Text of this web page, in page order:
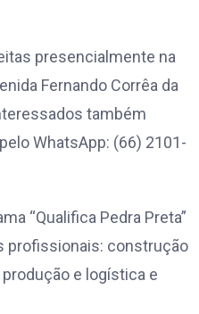
presencialmente na
Fernando Corrêa da
também
WhatsApp: (66) 2101-
“Qualifica Pedra Preta”
profissionais: construção
e logística e